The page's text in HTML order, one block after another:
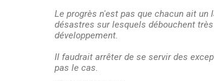
Le progrès n'est pas que chacun ait
désastres sur lesquels débouchent
développement.
Il faudrait arrêter de se servir des
pas le cas.